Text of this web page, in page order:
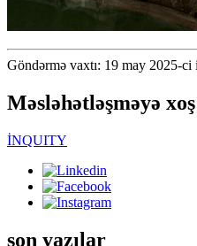
Göndərmə vaxtı: 19 may 2025-ci
Məsləhətləşməyə
İNQUITY
son yazılar